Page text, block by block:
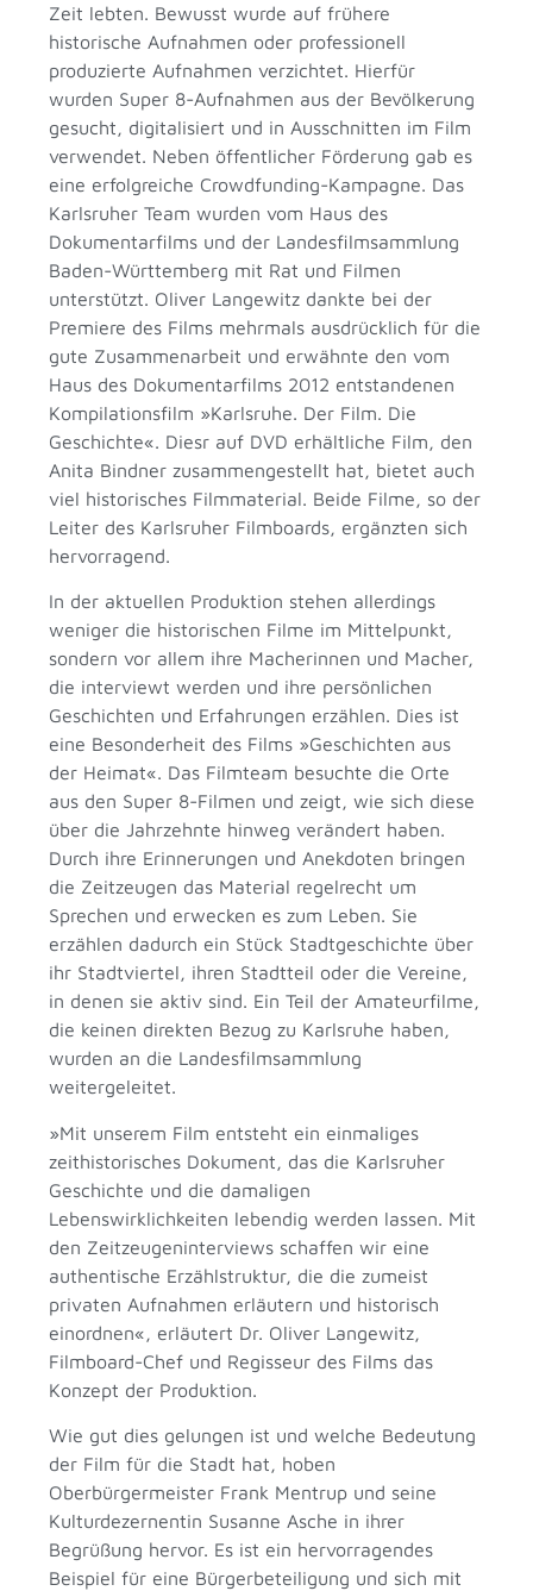
Zeit lebten. Bewusst wurde auf frühere
historische Aufnahmen oder professionell
produzierte Aufnahmen verzichtet. Hierfür
wurden Super 8-Aufnahmen aus der Bevölkerung
gesucht, digitalisiert und in Ausschnitten im Film
verwendet. Neben öffentlicher Förderung gab es
eine erfolgreiche Crowdfunding-Kampagne. Das
Karlsruher Team wurden vom Haus des
Dokumentarfilms und der Landesfilmsammlung
Baden-Württemberg mit Rat und Filmen
unterstützt. Oliver Langewitz dankte bei der
Premiere des Films mehrmals ausdrücklich für die
gute Zusammenarbeit und erwähnte den vom
Haus des Dokumentarfilms 2012 entstandenen
Kompilationsfilm »Karlsruhe. Der Film. Die
Geschichte«. Diesr auf DVD erhältliche Film, den
Anita Bindner zusammengestellt hat, bietet auch
viel historisches Filmmaterial. Beide Filme, so der
Leiter des Karlsruher Filmboards, ergänzten sich
hervorragend.
In der aktuellen Produktion stehen allerdings
weniger die historischen Filme im Mittelpunkt,
sondern vor allem ihre Macherinnen und Macher,
die interviewt werden und ihre persönlichen
Geschichten und Erfahrungen erzählen. Dies ist
eine Besonderheit des Films »Geschichten aus
der Heimat«. Das Filmteam besuchte die Orte
aus den Super 8-Filmen und zeigt, wie sich diese
über die Jahrzehnte hinweg verändert haben.
Durch ihre Erinnerungen und Anekdoten bringen
die Zeitzeugen das Material regelrecht um
Sprechen und erwecken es zum Leben. Sie
erzählen dadurch ein Stück Stadtgeschichte über
ihr Stadtviertel, ihren Stadtteil oder die Vereine,
in denen sie aktiv sind. Ein Teil der Amateurfilme,
die keinen direkten Bezug zu Karlsruhe haben,
wurden an die Landesfilmsammlung
weitergeleitet.
»Mit unserem Film entsteht ein einmaliges
zeithistorisches Dokument, das die Karlsruher
Geschichte und die damaligen
Lebenswirklichkeiten lebendig werden lassen. Mit
den Zeitzeugeninterviews schaffen wir eine
authentische Erzählstruktur, die die zumeist
privaten Aufnahmen erläutern und historisch
einordnen«, erläutert Dr. Oliver Langewitz,
Filmboard-Chef und Regisseur des Films das
Konzept der Produktion.
Wie gut dies gelungen ist und welche Bedeutung
der Film für die Stadt hat, hoben
Oberbürgermeister Frank Mentrup und seine
Kulturdezernentin Susanne Asche in ihrer
Begrüßung hervor. Es ist ein hervorragendes
Beispiel für eine Bürgerbeteiligung und sich mit